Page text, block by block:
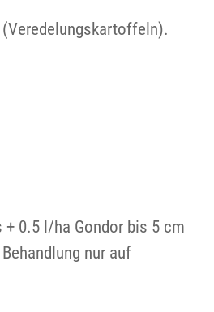
+ 0.5 l/ha Gondor bis 5 cm
nur auf